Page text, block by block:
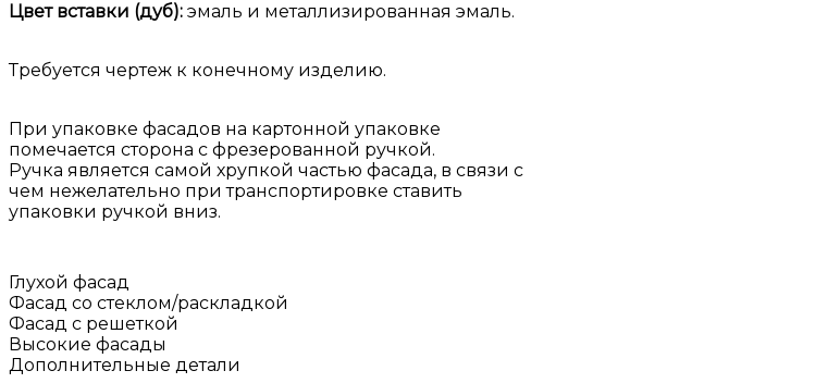
Цвет вставки (дуб): эмаль и металлизированная эмаль.
Требуется чертеж к конечному изделию.
При упаковке фасадов на картонной упаковке
помечается сторона с фрезерованной ручкой.
Ручка является самой хрупкой частью фасада, в связи с
чем нежелательно при транспортировке ставить
упаковки ручкой вниз.
Глухой фасад
Фасад со стеклом/раскладкой
Фасад с решеткой
Высокие фасады
Дополнительные детали